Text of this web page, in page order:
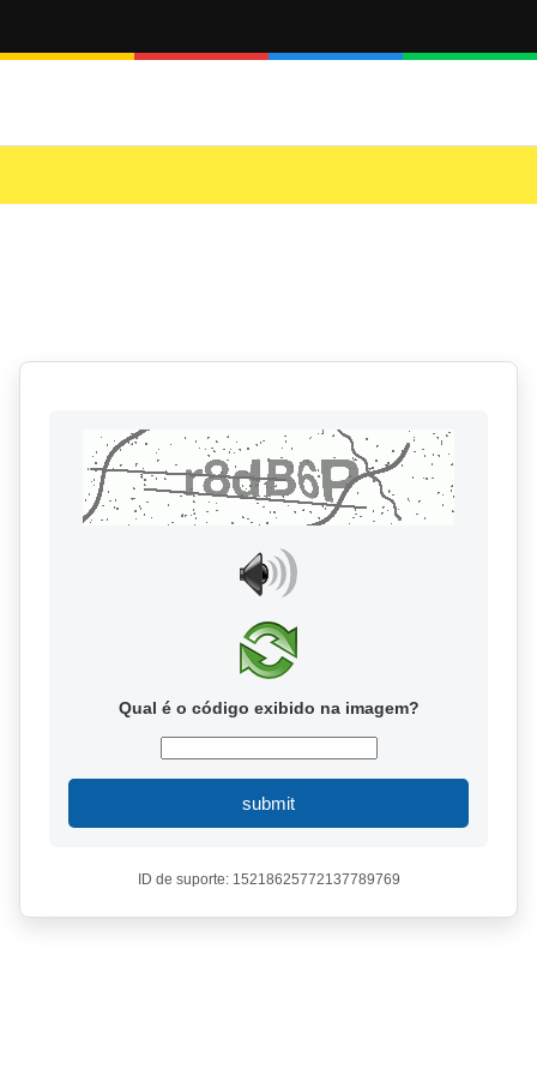
Qual é o código exibido na imagem?
submit
ID de suporte: 15218625772137789769